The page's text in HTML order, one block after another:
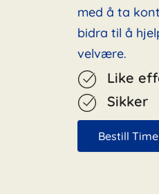
med å ta
bidra til å
velvære.
Like
Sikker
Bestill Time